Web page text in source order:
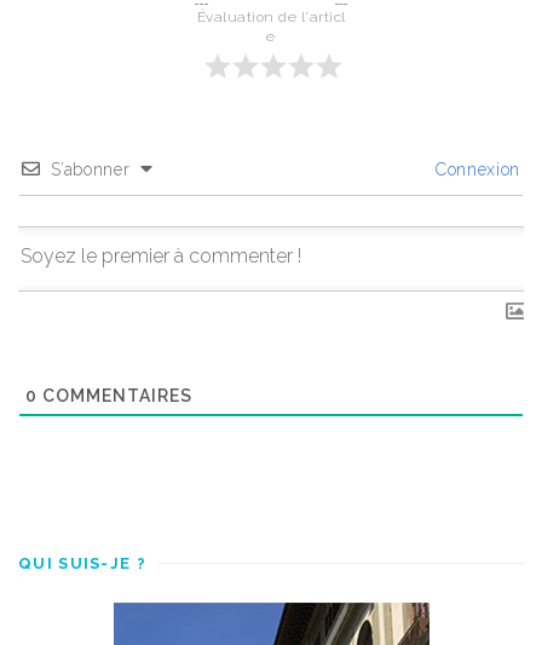
Évaluation de l'articl
e
S’abonner Connexion
0 COMMENTAIRES
QUI SUIS-JE ?